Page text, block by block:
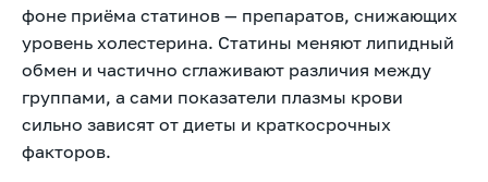
фоне приёма статинов — препаратов, снижающих
уровень холестерина. Статины меняют липидный
обмен и частично сглаживают различия между
группами, а сами показатели плазмы крови
сильно зависят от диеты и краткосрочных
факторов.